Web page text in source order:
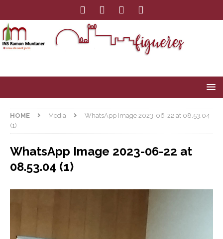
HOME Media
WhatsApp Image 2023-06-22 at 08.53.04
(1)
WhatsApp Image 2023-06-22 at
08.53.04 (1)